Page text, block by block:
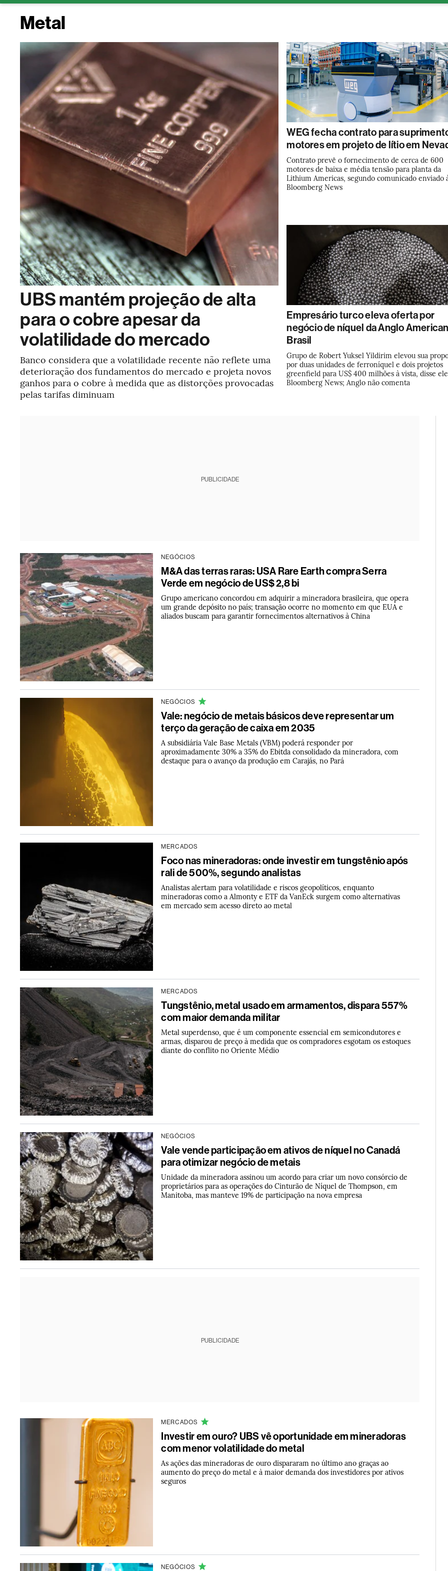
Metal
UBS mantém projeção de alta
para o cobre apesar da
volatilidade do mercado
Banco considera que a volatilidade recente não reflete uma
deterioração dos fundamentos do mercado e projeta novos
ganhos para o cobre à medida que as distorções provocadas
pelas tarifas diminuam
WEG fecha contrato para
motores em projeto de lítio em
Contrato prevê o fornecimento de cerca de 600
motores de baixa e média tensão para planta da
Lithium Americas, segundo comunicado enviado
Bloomberg News
Empresário turco eleva oferta por
negócio de níquel da Anglo
Brasil
Grupo de Robert Yuksel Yildirim elevou sua
por duas unidades de ferroníquel e dois projetos
greenfield para US$ 400 milhões à vista, disse
Bloomberg News; Anglo não comenta
PUBLICIDADE
NEGÓCIOS
M&A das terras raras: USA Rare Earth compra Serra
Verde em negócio de US$ 2,8 bi
Grupo americano concordou em adquirir a mineradora brasileira, que opera
um grande depósito no país; transação ocorre no momento em que EUA e
aliados buscam para garantir fornecimentos alternativos à China
NEGÓCIOS
Vale: negócio de metais básicos deve representar um
terço da geração de caixa em 2035
A subsidiária Vale Base Metals (VBM) poderá responder por
aproximadamente 30% a 35% do Ebitda consolidado da mineradora, com
destaque para o avanço da produção em Carajás, no Pará
MERCADOS
Foco nas mineradoras: onde investir em tungstênio após
rali de 500%, segundo analistas
Analistas alertam para volatilidade e riscos geopolíticos, enquanto
mineradoras como a Almonty e ETF da VanEck surgem como alternativas
em mercado sem acesso direto ao metal
MERCADOS
Tungstênio, metal usado em armamentos, dispara 557%
com maior demanda militar
Metal superdenso, que é um componente essencial em semicondutores e
armas, disparou de preço à medida que os compradores esgotam os estoques
diante do conflito no Oriente Médio
NEGÓCIOS
Vale vende participação em ativos de níquel no Canadá
para otimizar negócio de metais
Unidade da mineradora assinou um acordo para criar um novo consórcio de
proprietários para as operações do Cinturão de Níquel de Thompson, em
Manitoba, mas manteve 19% de participação na nova empresa
PUBLICIDADE
MERCADOS
Investir em ouro? UBS vê oportunidade em mineradoras
com menor volatilidade do metal
As ações das mineradoras de ouro dispararam no último ano graças ao
aumento do preço do metal e à maior demanda dos investidores por ativos
seguros
NEGÓCIOS